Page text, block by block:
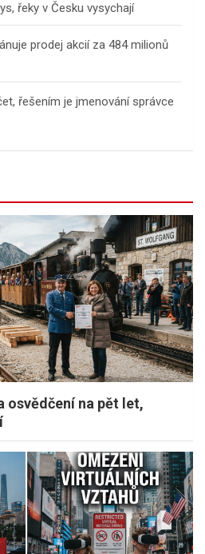
řeky v Česku vysychají
prodej akcií za 484 milionů
řešením je jmenování správce
osvědčení na pět let,